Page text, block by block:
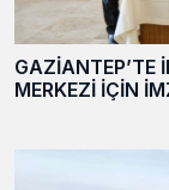
GAZİANTEP’TE
MERKEZİ İÇİN